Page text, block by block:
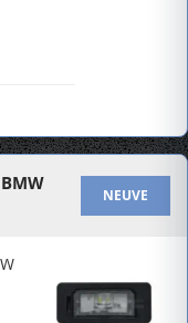
NEUVE